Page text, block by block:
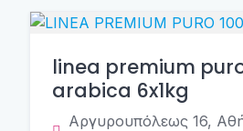
linea premium puro
arabica 6x1kg
Αργυρουπόλεως 16,